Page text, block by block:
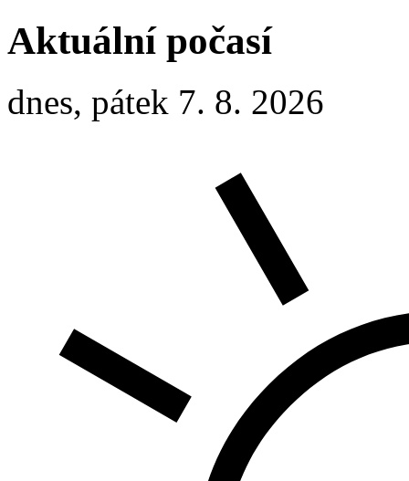
Aktuální počasí
dnes, pátek 7. 8. 2026